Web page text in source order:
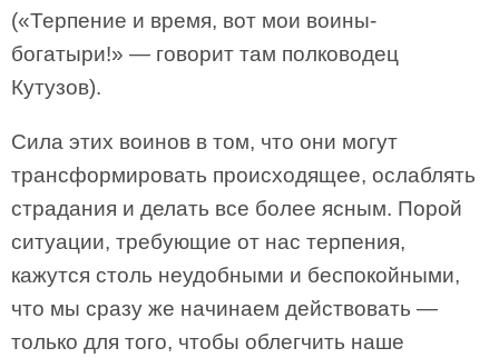
(«Терпение и время, вот мои воины-
богатыри!» — говорит там полководец
Кутузов).
Сила этих воинов в том, что они могут
трансформировать происходящее, ослаблять
страдания и делать все более ясным. Порой
ситуации, требующие от нас терпения,
кажутся столь неудобными и беспокойными,
что мы сразу же начинаем действовать —
только для того, чтобы облегчить наше